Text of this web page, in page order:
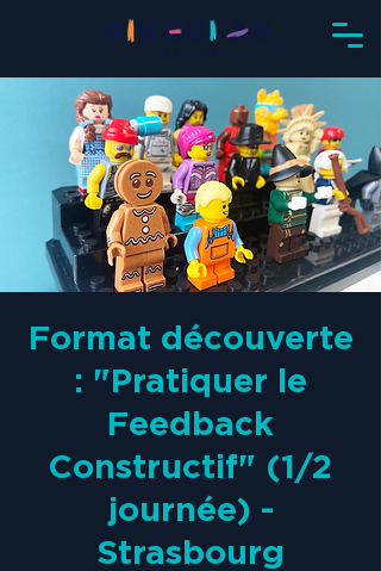
Format découverte
: "Pratiquer le
Feedback
Constructif" (1/2
journée) -
Strasbourg